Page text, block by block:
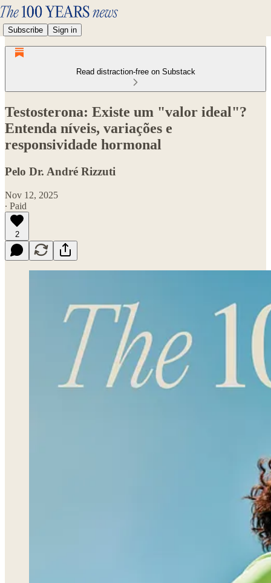
Subscribe Sign in
Read distraction-free on Substack
Testosterona: Existe um "valor ideal"?
Entenda níveis, variações e
responsividade hormonal
Pelo Dr. André Rizzuti
Nov 12, 2025
∙ Paid
2